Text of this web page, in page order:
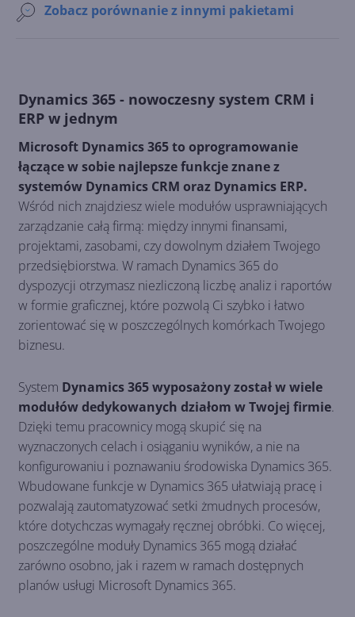
Zobacz porównanie z innymi pakietami
Dynamics 365 - nowoczesny system CRM i
ERP w jednym
Microsoft Dynamics 365 to oprogramowanie
łączące w sobie najlepsze funkcje znane z
systemów Dynamics CRM oraz Dynamics ERP.
Wśród nich znajdziesz wiele modułów usprawniających
zarządzanie całą firmą: między innymi finansami,
projektami, zasobami, czy dowolnym działem Twojego
przedsiębiorstwa. W ramach Dynamics 365 do
dyspozycji otrzymasz niezliczoną liczbę analiz i raportów
w formie graficznej, które pozwolą Ci szybko i łatwo
zorientować się w poszczególnych komórkach Twojego
biznesu.
System Dynamics 365 wyposażony został w wiele
modułów dedykowanych działom w Twojej firmie.
Dzięki temu pracownicy mogą skupić się na
wyznaczonych celach i osiąganiu wyników, a nie na
konfigurowaniu i poznawaniu środowiska Dynamics 365.
Wbudowane funkcje w Dynamics 365 ułatwiają pracę i
pozwalają zautomatyzować setki żmudnych procesów,
które dotychczas wymagały ręcznej obróbki. Co więcej,
poszczególne moduły Dynamics 365 mogą działać
zarówno osobno, jak i razem w ramach dostępnych
planów usługi Microsoft Dynamics 365.